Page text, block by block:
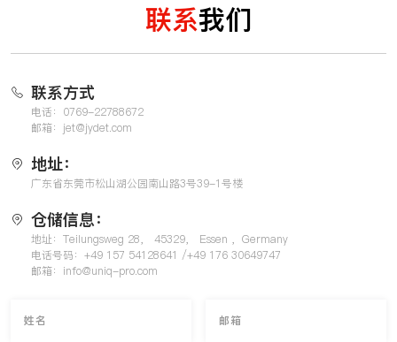
联系我们
联系方式
电话：0769-22788672
邮箱：jet@jydet.com
地址：
广东省东莞市松山湖公园南山路3号39-1号楼
仓储信息：
地址：Teilungsweg 28， 45329， Essen ，Germany
电话号码：+49 157 54128641 /+49 176 30649747
邮箱：info@uniq-pro.com